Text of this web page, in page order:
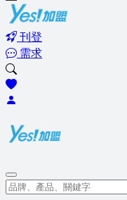
刊登
需求